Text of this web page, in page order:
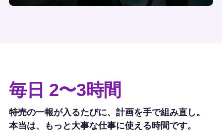
毎日 2〜3時間
特売の一報が入るたびに、計画を手で組み直し。
本当は、もっと大事な仕事に使える時間です。